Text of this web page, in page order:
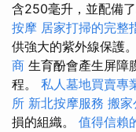
含250毫升，並配備
按摩 居家打掃的完整
供強大的紫外線保護。
商 生育酚會產生屏障
程。 私人墓地買賣專
所 新北按摩服務 搬家
損的組織。 值得信賴